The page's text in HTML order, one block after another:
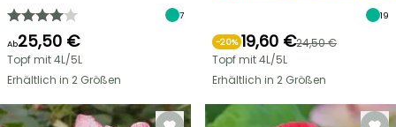
7
Ab25,50 €
Topf mit 4L/5L
Erhältlich in 2 Größen
19
-20% 19,60 €24,50 €
Topf mit 4L/5L
Erhältlich in 2 Größen